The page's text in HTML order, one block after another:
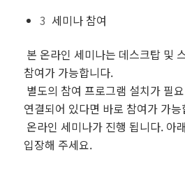
3 세미나 참여
본 온라인 세미나는 데스크탑 및
참여가 가능합니다.
별도의 참여 프로그램 설치가 필
연결되어 있다면 바로 참여가 가능
온라인 세미나가 진행 됩니다. 아래
입장해 주세요.